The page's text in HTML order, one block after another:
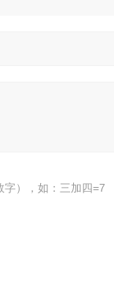
字），如：三加四=7